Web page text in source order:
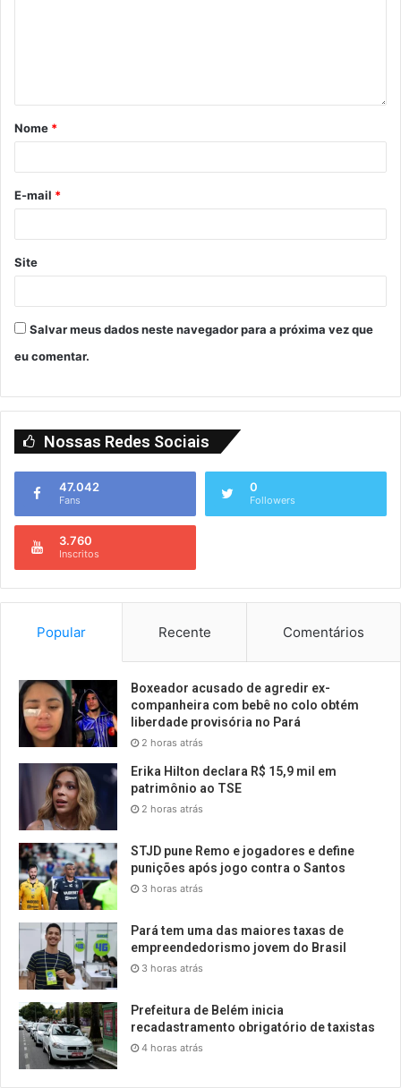
Nome *
E-mail *
Site
Salvar meus dados neste navegador para a próxima vez que
eu comentar.
Nossas Redes Sociais
47.042
Fans
0
Followers
3.760
Inscritos
Popular Recente Comentários
Boxeador acusado de agredir ex-
companheira com bebê no colo obtém
liberdade provisória no Pará
2 horas atrás
Erika Hilton declara R$ 15,9 mil em
patrimônio ao TSE
2 horas atrás
STJD pune Remo e jogadores e define
punições após jogo contra o Santos
3 horas atrás
Pará tem uma das maiores taxas de
empreendedorismo jovem do Brasil
3 horas atrás
Prefeitura de Belém inicia
recadastramento obrigatório de taxistas
4 horas atrás